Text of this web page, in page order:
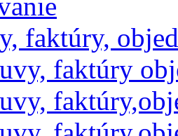
faktúry,
faktúry